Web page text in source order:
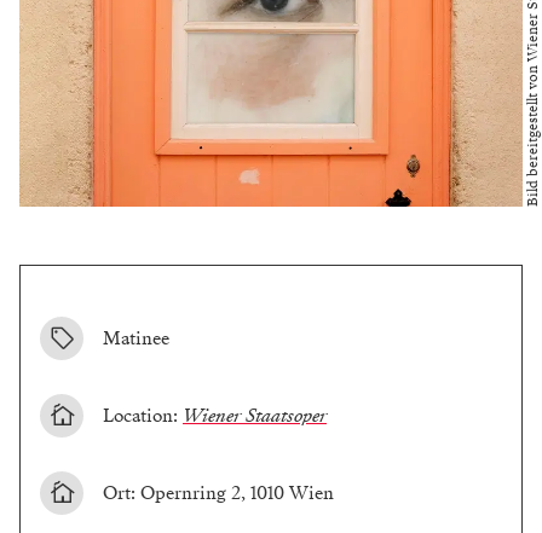
Bild bereitgestellt von Wiener Staatsoper
Matinee
Location: Wiener Staatsoper
Ort: Opernring 2, 1010 Wien